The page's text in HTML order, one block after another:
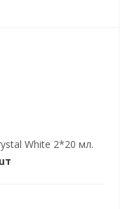
White 2*20 мл.